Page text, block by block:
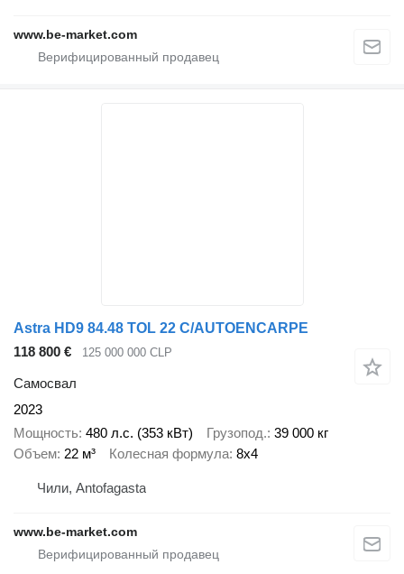
www.be-market.com
Astra HD9 84.48 TOL 22 C/AUTOENCARPE
118 800 €
125 000 000 CLP
Самосвал
2023
Мощность 480 л.с. (353 кВт) Грузопод. 39 000 кг
Объем 22 м³ Колесная формула 8x4
Чили, Antofagasta
www.be-market.com